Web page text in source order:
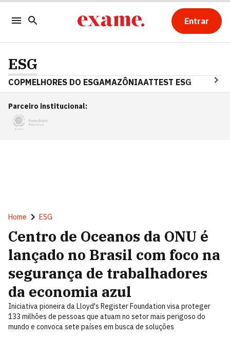
Entrar
ESG
COPMELHORES DO ESGAMAZÔNIAATTEST ESG
Parceiro institucional:
Home ESG
Centro de Oceanos da ONU é
lançado no Brasil com foco na
segurança de trabalhadores
da economia azul
Iniciativa pioneira da Lloyd's Register Foundation visa proteger
133 milhões de pessoas que atuam no setor mais perigoso do
mundo e convoca sete países em busca de soluções